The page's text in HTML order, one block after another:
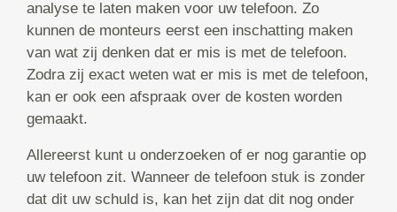
analyse te laten maken voor uw telefoon. Zo
kunnen de monteurs eerst een inschatting maken
van wat zij denken dat er mis is met de telefoon.
Zodra zij exact weten wat er mis is met de telefoon,
kan er ook een afspraak over de kosten worden
gemaakt.
Allereerst kunt u onderzoeken of er nog garantie op
uw telefoon zit. Wanneer de telefoon stuk is zonder
dat dit uw schuld is, kan het zijn dat dit nog onder